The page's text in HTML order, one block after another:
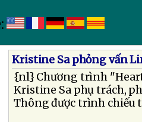
Kristine Sa phỏng vấn
{nl} Chương trình
Kristine Sa phụ trách,
Thông được trình chiếu